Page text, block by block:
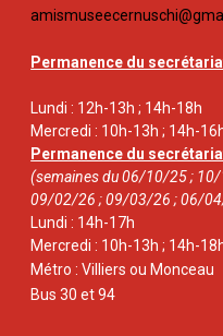
Permanence du
Lundi : 12h-13h ; 14h-18h
Mercredi : 10h-13h ; 14h-
Permanence du
(semaines du 06/10/25 ;
09/02/26 ; 09/03/26 ; 06/
Lundi : 14h-17h
Mercredi : 10h-13h ; 14h-
Métro : Villiers ou Monceau
Bus 30 et 94